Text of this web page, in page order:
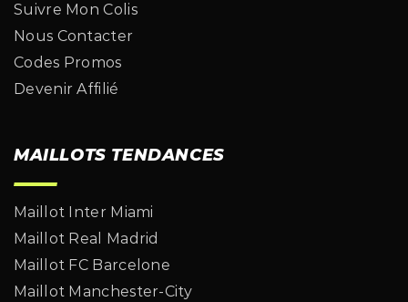
Suivre Mon Colis
Nous Contacter
Codes Promos
Devenir Affilié
MAILLOTS TENDANCES
Maillot Inter Miami
Maillot Real Madrid
Maillot FC Barcelone
Maillot Manchester-City